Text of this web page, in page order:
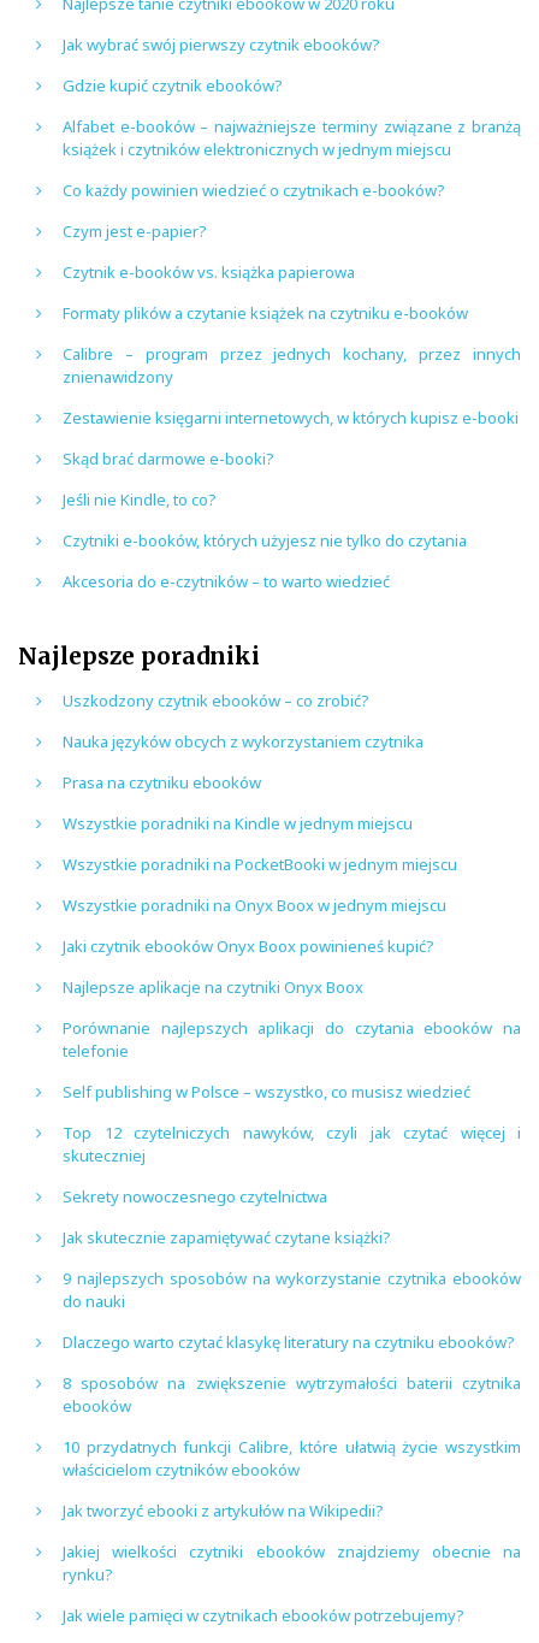
Jak wybrać swój pierwszy czytnik ebooków?
Gdzie kupić czytnik ebooków?
Alfabet e-booków – najważniejsze terminy związane z branżą
książek i czytników elektronicznych w jednym miejscu
Co każdy powinien wiedzieć o czytnikach e-booków?
Czym jest e-papier?
Czytnik e-booków vs. książka papierowa
Formaty plików a czytanie książek na czytniku e-booków
Calibre – program przez jednych kochany, przez innych
znienawidzony
Zestawienie księgarni internetowych, w których kupisz e-booki
Skąd brać darmowe e-booki?
Jeśli nie Kindle, to co?
Czytniki e-booków, których użyjesz nie tylko do czytania
Akcesoria do e-czytników – to warto wiedzieć
Najlepsze poradniki
Uszkodzony czytnik ebooków – co zrobić?
Nauka języków obcych z wykorzystaniem czytnika
Prasa na czytniku ebooków
Wszystkie poradniki na Kindle w jednym miejscu
Wszystkie poradniki na PocketBooki w jednym miejscu
Wszystkie poradniki na Onyx Boox w jednym miejscu
Jaki czytnik ebooków Onyx Boox powinieneś kupić?
Najlepsze aplikacje na czytniki Onyx Boox
Porównanie najlepszych aplikacji do czytania ebooków na
telefonie
Self publishing w Polsce – wszystko, co musisz wiedzieć
Top 12 czytelniczych nawyków, czyli jak czytać więcej i
skuteczniej
Sekrety nowoczesnego czytelnictwa
Jak skutecznie zapamiętywać czytane książki?
9 najlepszych sposobów na wykorzystanie czytnika ebooków
do nauki
Dlaczego warto czytać klasykę literatury na czytniku ebooków?
8 sposobów na zwiększenie wytrzymałości baterii czytnika
ebooków
10 przydatnych funkcji Calibre, które ułatwią życie wszystkim
właścicielom czytników ebooków
Jak tworzyć ebooki z artykułów na Wikipedii?
Jakiej wielkości czytniki ebooków znajdziemy obecnie na
rynku?
Jak wiele pamięci w czytnikach ebooków potrzebujemy?